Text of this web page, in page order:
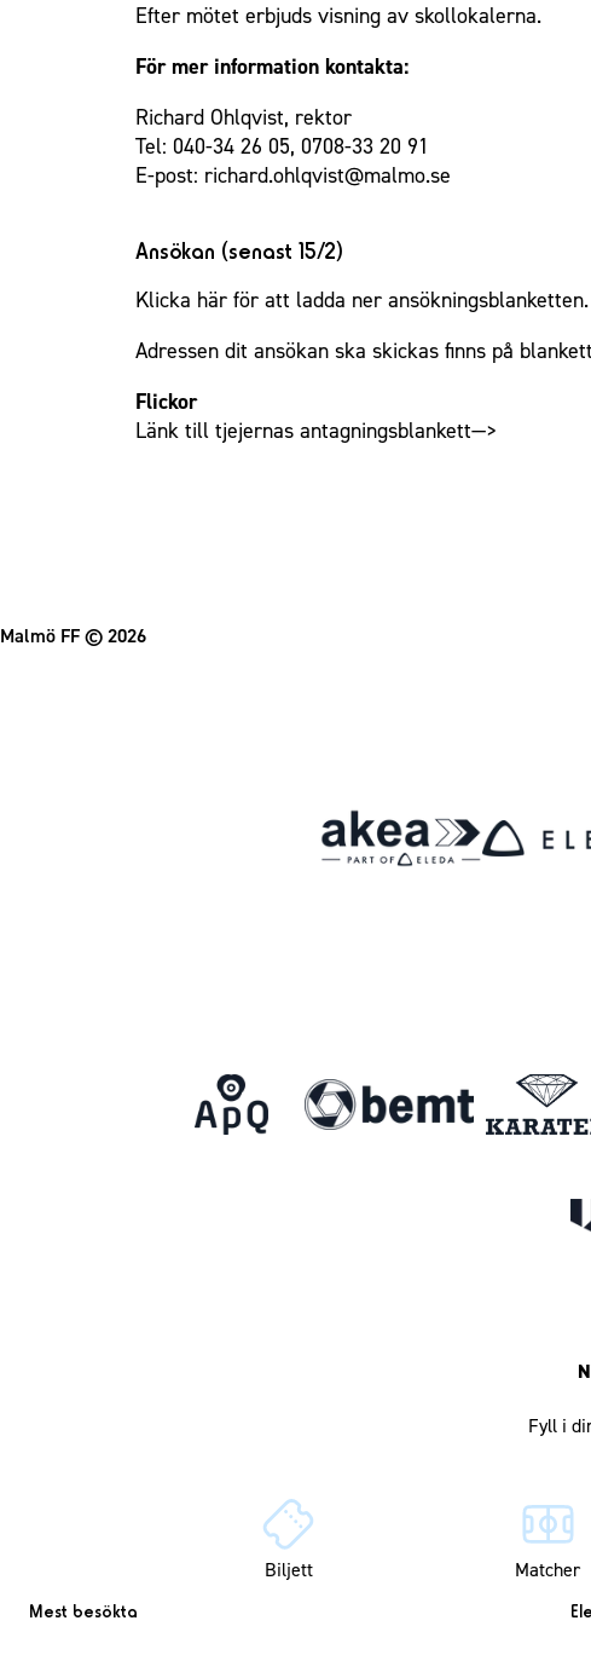
Efter mötet erbjuds visning av skollokalerna.
För mer information kontakta:
Richard Ohlqvist, rektor
Tel: 040-34 26 05, 0708-33 20 91
E-post: richard.ohlqvist@malmo.se
Ansökan (senast 15/2)
Klicka här för att ladda ner ansökningsblanketten.
Adressen dit ansökan ska skickas finns på
Flickor
Länk till tjejernas antagningsblankett—>
Malmö FF© 2026
Biljett Matcher
Mest besökta